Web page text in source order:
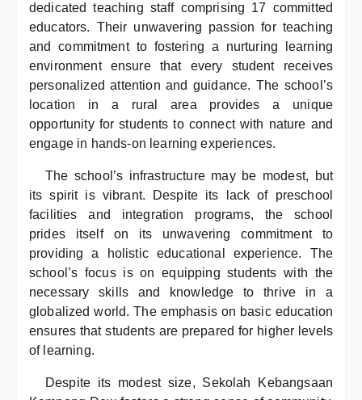
dedicated teaching staff comprising 17 committed
educators. Their unwavering passion for teaching
and commitment to fostering a nurturing learning
environment ensure that every student receives
personalized attention and guidance. The school’s
location in a rural area provides a unique
opportunity for students to connect with nature and
engage in hands-on learning experiences.
The school’s infrastructure may be modest, but
its spirit is vibrant. Despite its lack of preschool
facilities and integration programs, the school
prides itself on its unwavering commitment to
providing a holistic educational experience. The
school’s focus is on equipping students with the
necessary skills and knowledge to thrive in a
globalized world. The emphasis on basic education
ensures that students are prepared for higher levels
of learning.
Despite its modest size, Sekolah Kebangsaan